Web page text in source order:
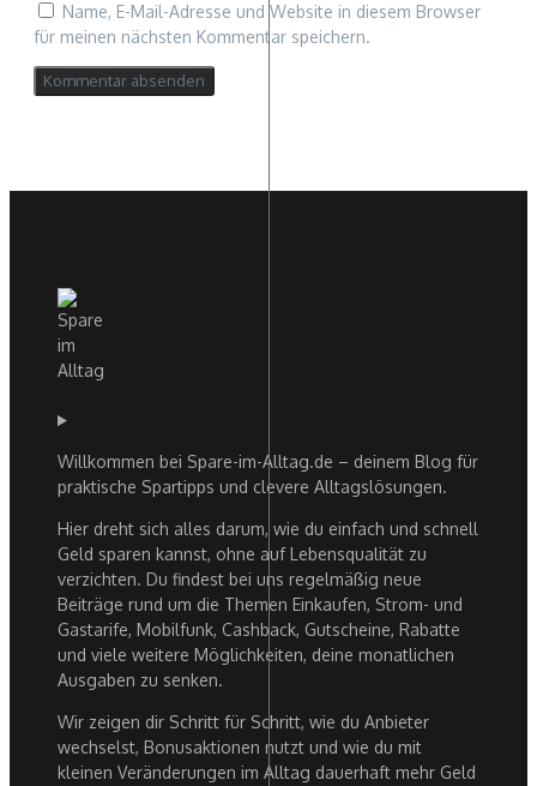
Name, E-Mail-Adresse und Website in diesem Browser
für meinen nächsten Kommentar speichern.
Willkommen bei Spare-im-Alltag.de – deinem Blog für
praktische Spartipps und clevere Alltagslösungen.
Hier dreht sich alles darum, wie du einfach und schnell
Geld sparen kannst, ohne auf Lebensqualität zu
verzichten. Du findest bei uns regelmäßig neue
Beiträge rund um die Themen Einkaufen, Strom- und
Gastarife, Mobilfunk, Cashback, Gutscheine, Rabatte
und viele weitere Möglichkeiten, deine monatlichen
Ausgaben zu senken.
Wir zeigen dir Schritt für Schritt, wie du Anbieter
wechselst, Bonusaktionen nutzt und wie du mit
kleinen Veränderungen im Alltag dauerhaft mehr Geld